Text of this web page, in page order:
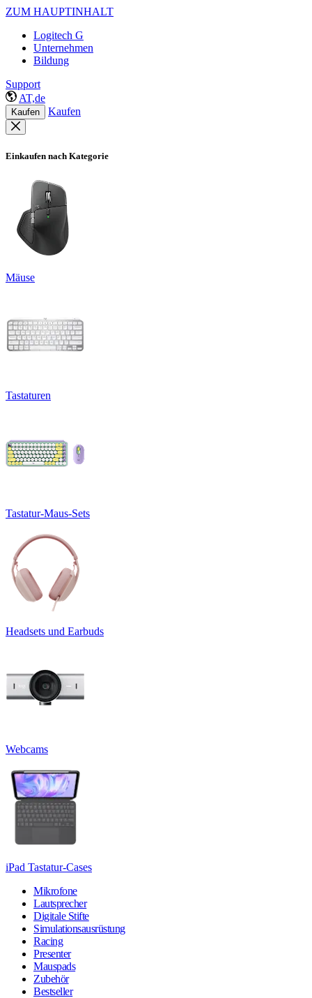
ZUM HAUPTINHALT
Logitech G
Unternehmen
Bildung
Support
AT,de
Kaufen Kaufen
Einkaufen nach Kategorie
Mäuse
Tastaturen
Tastatur-Maus-Sets
Headsets und Earbuds
Webcams
iPad Tastatur-Cases
Mikrofone
Lautsprecher
Digitale Stifte
Simulationsausrüstung
Racing
Presenter
Mauspads
Zubehör
Bestseller